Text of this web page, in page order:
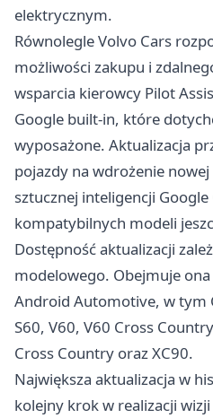
elektrycznym.
Równolegle Volvo Cars
możliwości zakupu i
wsparcia kierowcy Pilot
Google built-in, które
wyposażone. Aktualizacja
pojazdy na wdrożenie
sztucznej inteligencji
kompatybilnych modeli
Dostępność aktualizacji
modelowego. Obejmuje
Android Automotive, w tym
S60, V60, V60 Cross
Cross Country oraz XC90.
Największa aktualizacja w
kolejny krok w realizacji